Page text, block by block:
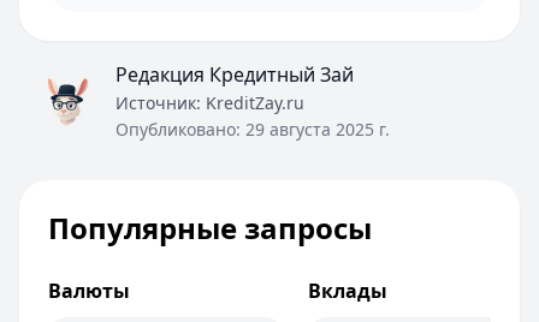
Редакция Кредитный Зай
Источник: KreditZay.ru
Опубликовано: 29 августа 2025 г.
Популярные запросы
Валюты Вклады